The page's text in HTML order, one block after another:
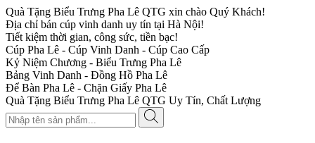
Quà Tặng Biểu Trưng Pha Lê QTG xin chào Quý Khách!
Địa chỉ bán cúp vinh danh uy tín tại Hà Nội!
Tiết kiệm thời gian, công sức, tiền bạc!
Cúp Pha Lê - Cúp Vinh Danh - Cúp Cao Cấp
Kỷ Niệm Chương - Biểu Trưng Pha Lê
Bảng Vinh Danh - Đồng Hồ Pha Lê
Để Bàn Pha Lê - Chặn Giấy Pha Lê
Quà Tặng Biểu Trưng Pha Lê QTG Uy Tín, Chất Lượng